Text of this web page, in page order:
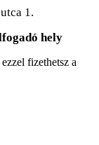
1.
hely
fizethetsz a